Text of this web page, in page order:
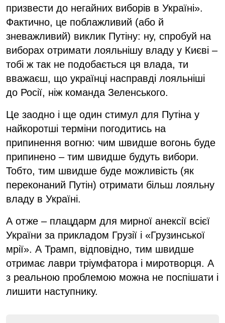
призвести до негайних виборів в Україні».
Фактично, це поблажливий (або й
зневажливий) виклик Путіну: ну, спробуй на
виборах отримати лояльнішу владу у Києві –
тобі ж так не подобається ця влада, ти
вважаєш, що українці насправді лояльніші
до Росії, ніж команда Зеленського.
Це заодно і ще один стимул для Путіна у
найкоротші терміни погодитись на
припинення вогню: чим швидше вогонь буде
припинено – тим швидше будуть вибори.
Тобто, тим швидше буде можливість (як
переконаний Путін) отримати більш лояльну
владу в Україні.
А отже – плацдарм для мирної анексії всієї
України за прикладом Грузії і «Грузинської
мрії». А Трамп, відповідно, тим швидше
отримає лаври тріумфатора і миротворця. А
з реальною проблемою можна не поспішати і
лишити наступнику.